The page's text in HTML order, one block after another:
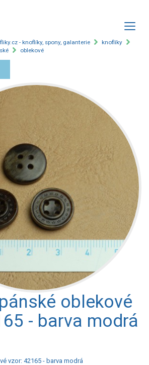
- knoflíky, spony, galanterie
knoflíky
oblekové
oblekové
- barva modrá
vzor: 42165 - barva modrá